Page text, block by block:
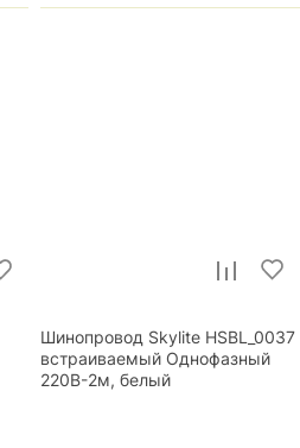
Шинопровод Skylite HSBL_0037
встраиваемый Однофазный
220В-2м, белый